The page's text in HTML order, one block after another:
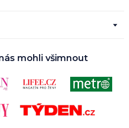
mohli všimnout